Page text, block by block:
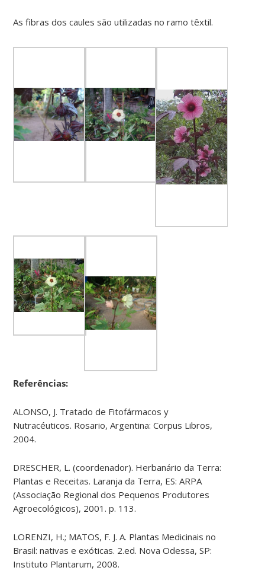
As fibras dos caules são utilizadas no ramo têxtil.
Referências:
ALONSO, J. Tratado de Fitofármacos y
Nutracéuticos. Rosario, Argentina: Corpus Libros,
2004.
DRESCHER, L. (coordenador). Herbanário da Terra:
Plantas e Receitas. Laranja da Terra, ES: ARPA
(Associação Regional dos Pequenos Produtores
Agroecológicos), 2001. p. 113.
LORENZI, H.; MATOS, F. J. A. Plantas Medicinais no
Brasil: nativas e exóticas. 2.ed. Nova Odessa, SP:
Instituto Plantarum, 2008.